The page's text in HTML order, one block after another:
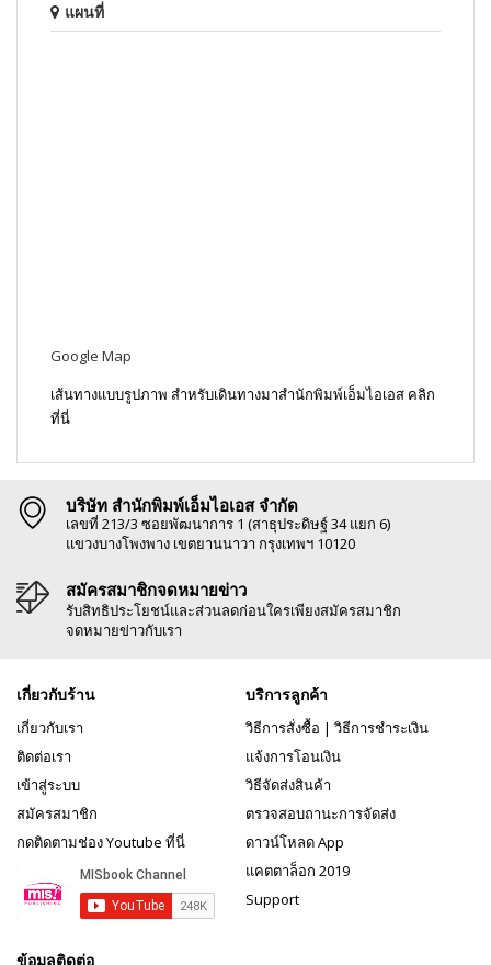
แผนที่
Google Map
เส้นทางแบบรูปภาพ สำหรับเดินทางมาสำนักพิมพ์เอ็มไอเอส คลิก
ที่นี่
บริษัท สำนักพิมพ์เอ็มไอเอส จำกัด
เลขที่ 213/3 ซอยพัฒนาการ 1 (สาธุประดิษฐ์ 34 แยก 6)
แขวงบางโพงพาง เขตยานนาวา กรุงเทพฯ 10120
สมัครสมาชิกจดหมายข่าว
รับสิทธิประโยชน์และส่วนลดก่อนใครเพียงสมัครสมาชิก
จดหมายข่าวกับเรา
เกี่ยวกับร้าน
เกี่ยวกับเรา
ติดต่อเรา
เข้าสู่ระบบ
สมัครสมาชิก
กดติดตามช่อง Youtube ที่นี่
บริการลูกค้า
วิธีการสั่งซื้อ | วิธีการชำระเงิน
แจ้งการโอนเงิน
วิธีจัดส่งสินค้า
ตรวจสอบถานะการจัดส่ง
ดาวน์โหลด App
แคตตาล็อก 2019
Support
ข้อมูลติดต่อ